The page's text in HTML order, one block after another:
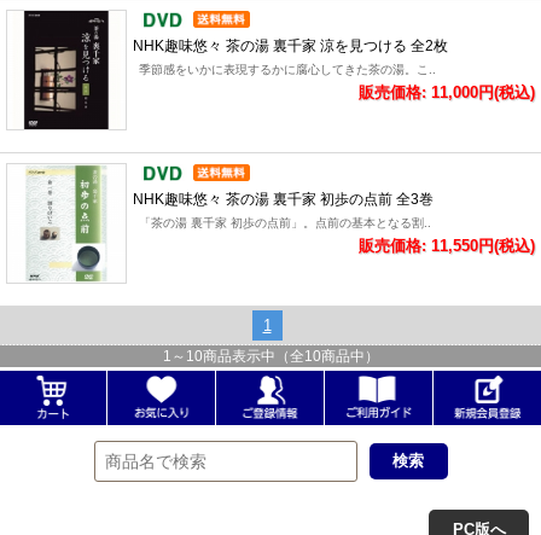
NHK趣味悠々 茶の湯 裏千家 涼を見つける 全2枚
季節感をいかに表現するかに腐心してきた茶の湯。こ..
販売価格: 11,000円(税込)
NHK趣味悠々 茶の湯 裏千家 初歩の点前 全3巻
「茶の湯 裏千家 初歩の点前」。点前の基本となる割..
販売価格: 11,550円(税込)
1
1 ～ 10商品表示中（全10商品中）
PC版へ